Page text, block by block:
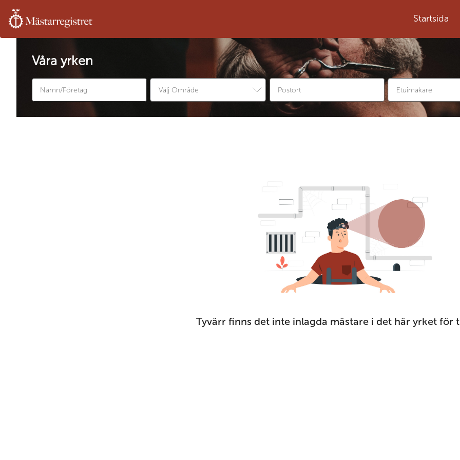
Startsida
Våra yrken
Tyvärr finns det inte inlagda mästare i det här yrket för